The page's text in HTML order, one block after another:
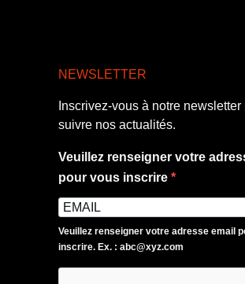
NEWSLETTER
Inscrivez-vous à notre newsletter
suivre nos actualités.
Veuillez renseigner votre
pour vous inscrire
Veuillez renseigner votre adresse email
inscrire. Ex. : abc@xyz.com